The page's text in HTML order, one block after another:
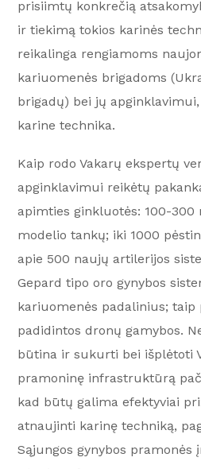
prisiimtų konkrečią
ir tiekimą tokios karinės
reikalinga rengiamoms
kariuomenės brigadoms
brigadų) bei jų
karine technika.
Kaip rodo Vakarų ekspertų
apginklavimui reikėtų
apimties ginkluotės: 100-300
modelio tankų; iki 1000
apie 500 naujų artilerijos
Gepard tipo oro gynybos
kariuomenės padalinius; taip
padidintos dronų gamybos.
būtina ir sukurti bei išplėtoti
pramoninę infrastruktūrą
kad būtų galima efektyviai
atnaujinti karinę techniką,
Sąjungos gynybos pramonės